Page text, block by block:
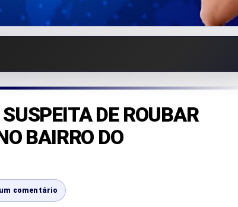
DE ROUBAR
BAIRRO DO
comentário